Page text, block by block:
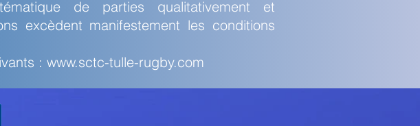
de parties qualitativement et
excèdent manifestement les conditions
: www.sctc-tulle-rugby.com